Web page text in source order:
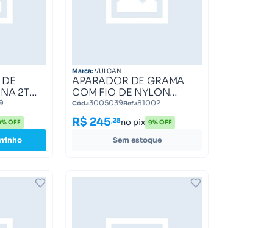
2T
TRENT
OFF
Marca:VULCAN
APARADOR DE GRAMA
COM FIO DE NYLON
VULCAN 1800WATTS
127VOLTS 81002
Cód.:3005039Ref.:81002
R$ 245,28no pix 9% OFF
Sem estoque